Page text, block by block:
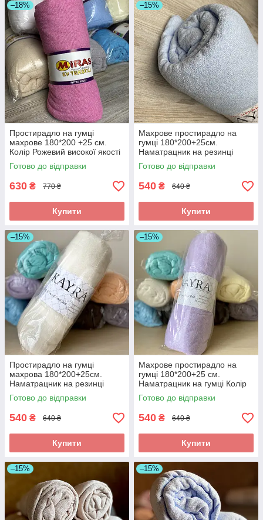
–18%
Простирадло на гумці
махрове 180*200 +25 см.
Колір Рожевий високої якості
Готово до відправки
630 ₴ 770 ₴
Купити
–15%
Махрове простирадло на
гумці 180*200+25см.
Наматрацник на резинці
Колір - Блакитний
Готово до відправки
540 ₴ 640 ₴
Купити
–15%
Простирадло на гумці
махрова 180*200+25см.
Наматрацник на резинці
Колір - Молочний
Готово до відправки
540 ₴ 640 ₴
Купити
–15%
Махрове простирадло на
гумці 180*200+25 см.
Наматрацник на гумці Колір
— Бузковий
Готово до відправки
540 ₴ 640 ₴
Купити
–15% –15%